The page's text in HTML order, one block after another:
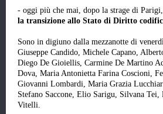
- oggi più che mai, dopo la strage di
la transizione allo Stato di Diritto
Sono in digiuno dalla mezzanotte di
Giuseppe Candido, Michele Capano,
Diego De Gioiellis, Carmine De Martino
Dova, Maria Antonietta Farina Coscioni,
Giovanni Lombardi, Maria Grazia
Stefano Saccone, Elio Sarigu, Silvana
Vitelli.